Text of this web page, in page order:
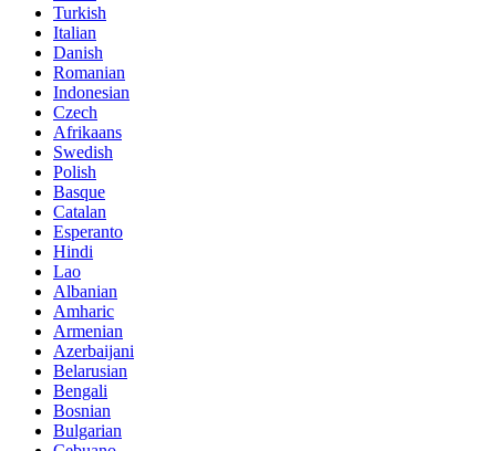
Turkish
Italian
Danish
Romanian
Indonesian
Czech
Afrikaans
Swedish
Polish
Basque
Catalan
Esperanto
Hindi
Lao
Albanian
Amharic
Armenian
Azerbaijani
Belarusian
Bengali
Bosnian
Bulgarian